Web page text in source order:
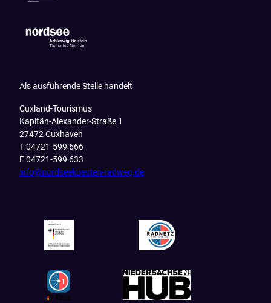
Als ausführende Stelle handelt
Cuxland-Tourismus
Kapitän-Alexander-Straße 1
27472 Cuxhaven
T 04721-599 666
F 04721-599 633
info@nordseekuesten-radweg.de